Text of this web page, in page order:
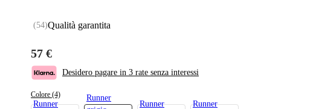
(54)Qualità garantita
57 €
Desidero pagare in 3 rate senza interessi
Colore (4)
Runner
Runner
Runner
Runner